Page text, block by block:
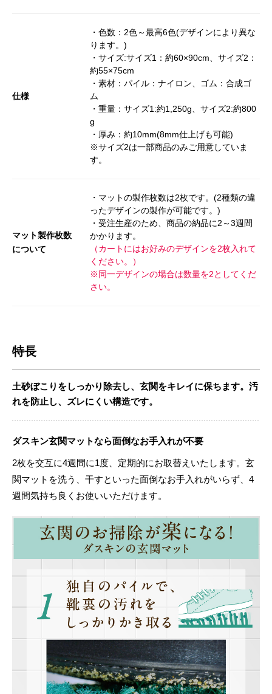
仕様
・色数：2色～最高6色(デザインにより異な
ります。)
・サイズ:サイズ1：約60×90cm、サイズ2：
約55×75cm
・素材：パイル：ナイロン、ゴム：合成ゴ
ム
・重量：サイズ1:約1,250g、サイズ2:約800
g
・厚み：約10mm(8mm仕上げも可能)
※サイズ2は一部商品のみご用意していま
す。
マット製作枚数
について
・マットの製作枚数は2枚です。(2種類の違
ったデザインの製作が可能です。)
・受注生産のため、商品の納品に2～3週間
かかります。
（カートにはお好みのデザインを2枚入れて
ください。）
※同一デザインの場合は数量を2としてくだ
さい。
特長
土砂ぼこりをしっかり除去し、玄関をキレイに保ちます。汚
れを防止し、ズレにくい構造です。
ダスキン玄関マットなら面倒なお手入れが不要
2枚を交互に4週間に1度、定期的にお取替えいたします。玄
関マットを洗う、干すといった面倒なお手入れがいらず、4
週間気持ち良くお使いいただけます。